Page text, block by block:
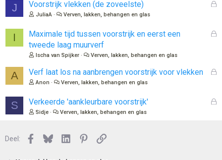
n
J
G
Voorstrijk vlekken (de zoveelste)
JuliaA Verven, lakken, behangen en glas
I
G
o
Maximale tijd tussen voorstrijk en eerst een
tweede laag muurverf
Ischa van Spijker Verven, lakken, behangen en glas
A
G
Verf laat los na aanbrengen voorstrijk voor vlekken
Anon Verven, lakken, behangen en glas
S
G
Verkeerde 'aankleurbare voorstrijk'
Sidje Verven, lakken, behangen en glas
Deel: Facebook
BlueskyLinkedInPinterest
Link